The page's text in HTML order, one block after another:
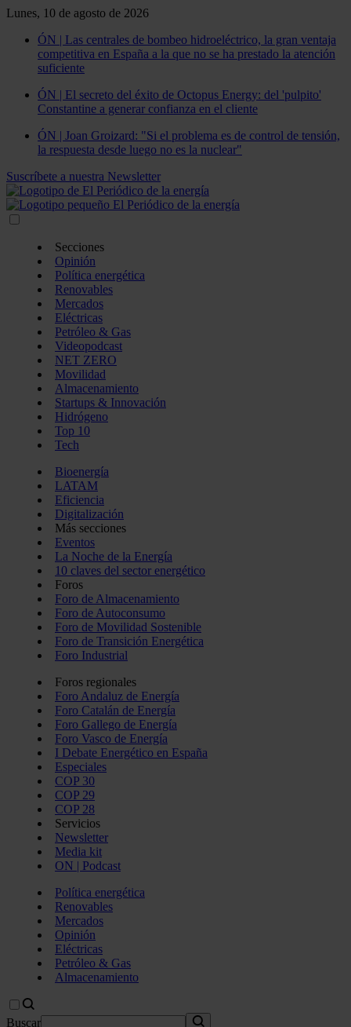
Lunes, 10 de agosto de 2026
ÓN | Las centrales de bombeo hidroeléctrico, la gran ventaja
competitiva en España a la que no se ha prestado la atención
suficiente
ÓN | El secreto del éxito de Octopus Energy: del 'pulpito'
Constantine a generar confianza en el cliente
ÓN | Joan Groizard: "Si el problema es de control de tensión,
la respuesta desde luego no es la nuclear"
Suscríbete a nuestra Newsletter
Secciones
Opinión
Política energética
Renovables
Mercados
Eléctricas
Petróleo & Gas
Videopodcast
NET ZERO
Movilidad
Almacenamiento
Startups & Innovación
Hidrógeno
Top 10
Tech
Bioenergía
LATAM
Eficiencia
Digitalización
Más secciones
Eventos
La Noche de la Energía
10 claves del sector energético
Foros
Foro de Almacenamiento
Foro de Autoconsumo
Foro de Movilidad Sostenible
Foro de Transición Energética
Foro Industrial
Foros regionales
Foro Andaluz de Energía
Foro Catalán de Energía
Foro Gallego de Energía
Foro Vasco de Energía
I Debate Energético en España
Especiales
COP 30
COP 29
COP 28
Servicios
Newsletter
Media kit
ON | Podcast
Política energética
Renovables
Mercados
Opinión
Eléctricas
Petróleo & Gas
Almacenamiento
Buscar